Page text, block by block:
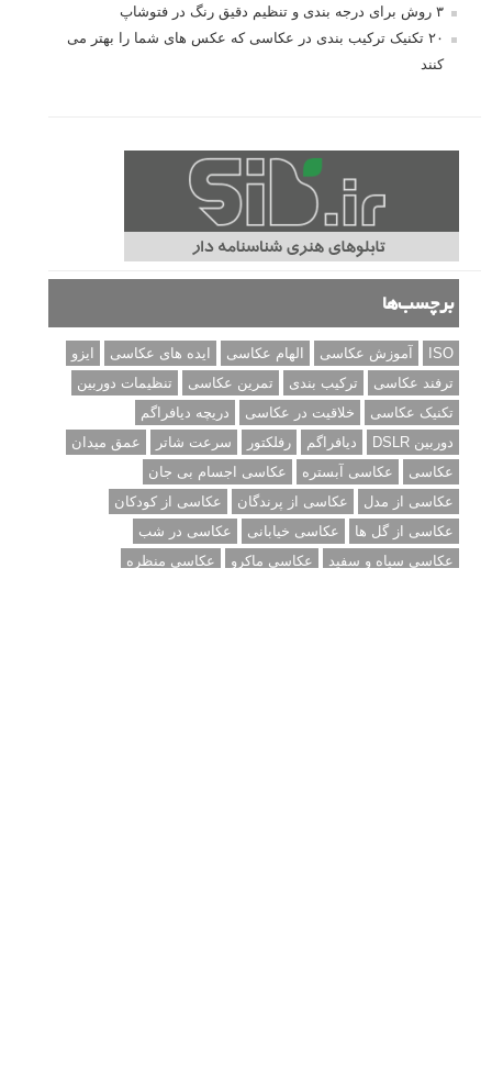
۳ روش برای درجه بندی و تنظیم دقیق رنگ در فتوشاپ
۲۰ تکنیک ترکیب بندی در عکاسی که عکس های شما را بهتر می
کنند
برچسب‌ها
ISO آموزش عکاسی الهام عکاسی ایده های عکاسی
ایزو
ترفند عکاسی
ترکیب بندی تمرین عکاسی
تنظیمات دوربین
تکنیک عکاسی
خلاقیت در عکاسی
دریچه دیافراگم
دوربین DSLR
دیافراگم رفلکتور سرعت شاتر
عمق میدان
عکاسی
عکاسی آبستره
عکاسی اجسام بی جان
عکاسی از مدل
عکاسی از پرندگان
عکاسی از کودکان
عکاسی از گل ها
عکاسی خیابانی
عکاسی در شب
عکاسی سیاه و سفید
عکاسی ماکرو
عکاسی منظره